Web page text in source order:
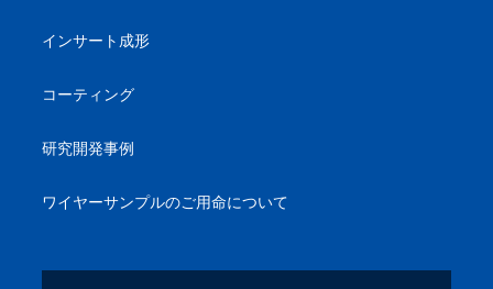
インサート成形
コーティング
研究開発事例
ワイヤーサンプルのご用命について